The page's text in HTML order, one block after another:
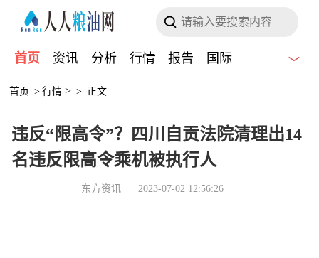
首页 资讯 分析 行情 报告 国际
首页 > 行情 > > 正文
违反“限高令”？四川自贡法院清理出14
名违反限高令乘机被执行人
东方资讯 2023-07-02 12:56:26